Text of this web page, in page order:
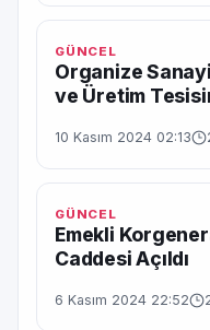
GÜNCEL
Organize
ve Üretim
10 Kasım 2024 02:13
GÜNCEL
Emekli
Caddesi Açıldı
6 Kasım 2024 22:52